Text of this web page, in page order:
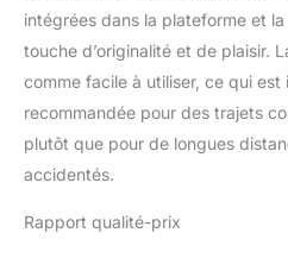
intégrées dans la plateforme et
touche d’originalité et de plaisir.
comme facile à utiliser, ce qui est
recommandée pour des trajets
plutôt que pour de longues
accidentés.
Rapport qualité-prix